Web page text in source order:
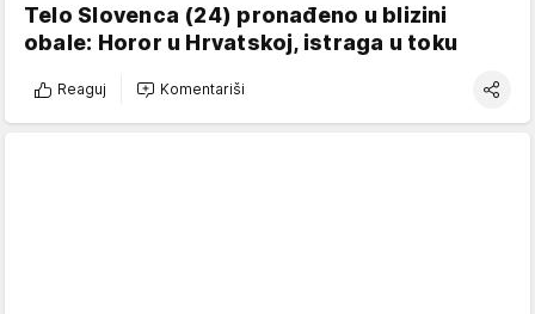
Telo Slovenca (24) pronađeno u blizini
obale: Horor u Hrvatskoj, istraga u toku
Reaguj Komentariši